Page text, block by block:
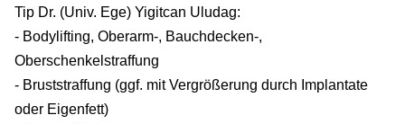
Tip Dr. (Univ. Ege) Yigitcan Uludag:
- Bodylifting, Oberarm-, Bauchdecken-,
Oberschenkelstraffung
- Bruststraffung (ggf. mit Vergrößerung durch Implantate
oder Eigenfett)